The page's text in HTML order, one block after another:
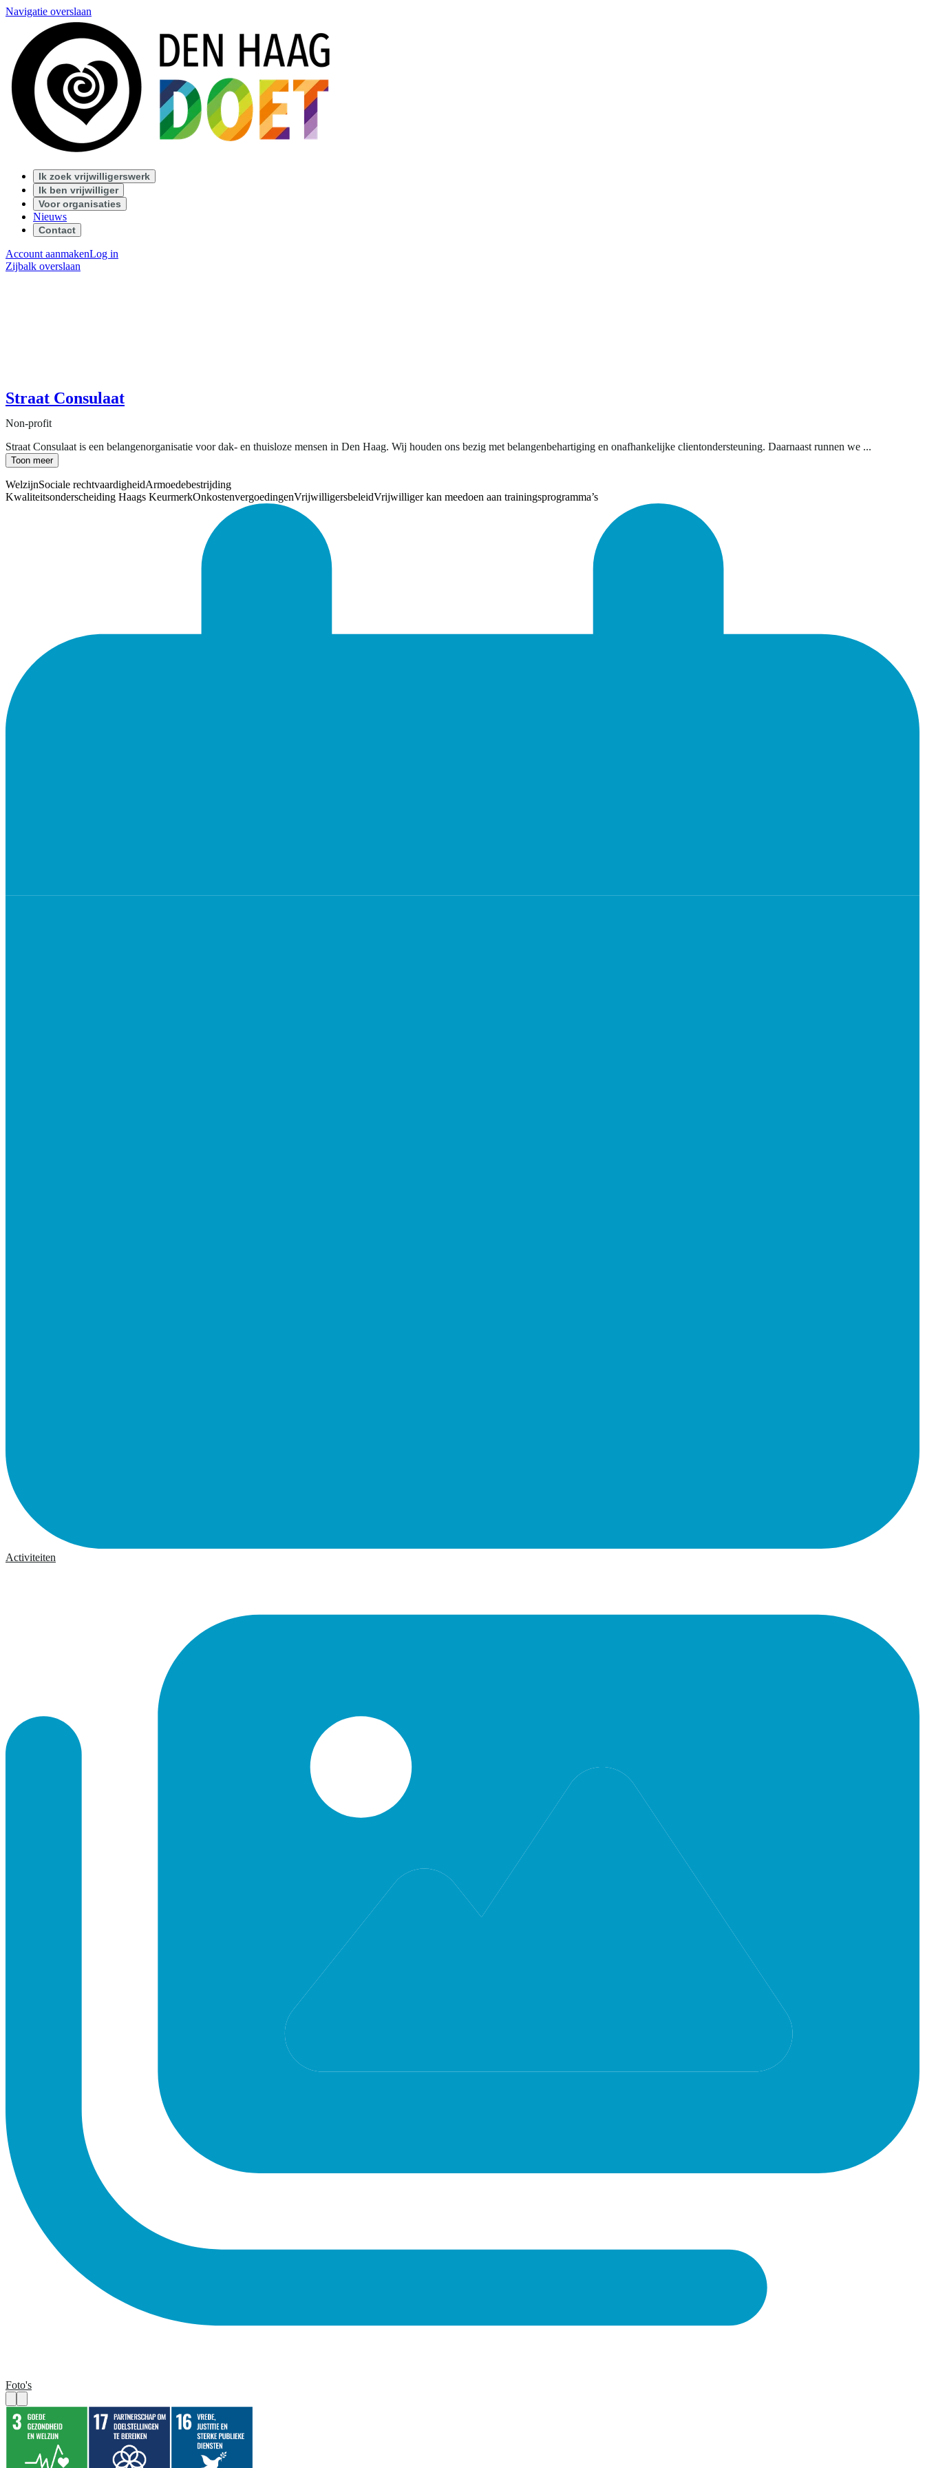
Navigatie overslaan
Ik zoek vrijwilligerswerk
Ik ben vrijwilliger
Voor organisaties
Nieuws
Contact
Account aanmakenLog in
Zijbalk overslaan
Straat Consulaat
Non-profit
Straat Consulaat is een belangenorganisatie voor dak- en thuisloze mensen in Den Haag. Wij houden ons bezig met belangenbehartiging en onafhankelijke clientondersteuning. Daarnaast runnen we ...
Toon meer
WelzijnSociale rechtvaardigheidArmoedebestrijding
Kwaliteitsonderscheiding Haags KeurmerkOnkostenvergoedingenVrijwilligersbeleidVrijwilliger kan meedoen aan trainingsprogramma’s
Activiteiten
Foto's